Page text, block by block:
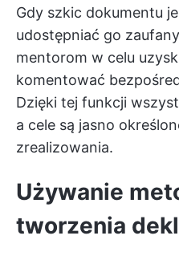
Gdy szkic dokumentu
udostępniać go
mentorom w celu
komentować
Dzięki tej funkcji
a cele są jasno
zrealizowania.
Używanie
tworzenia